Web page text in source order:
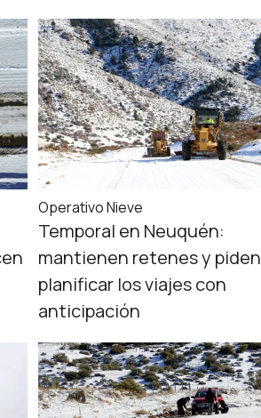
Operativo Nieve
Temporal en Neuquén:
mantienen retenes y piden
planificar los viajes con
anticipación